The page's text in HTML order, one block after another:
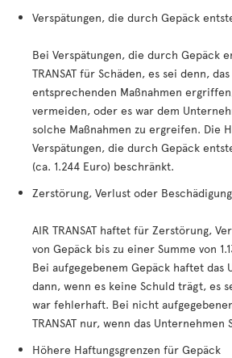
Verspätungen, die durch Gepäck
Bei Verspätungen, die durch Gepäck
TRANSAT für Schäden, es sei denn,
entsprechenden Maßnahmen
vermeiden, oder es war dem
solche Maßnahmen zu ergreifen. Die
Verspätungen, die durch Gepäck
(ca. 1.244 Euro) beschränkt.
Zerstörung, Verlust oder
AIR TRANSAT haftet für Zerstörung,
von Gepäck bis zu einer Summe von
Bei aufgegebenem Gepäck haftet das
dann, wenn es keine Schuld trägt, es
war fehlerhaft. Bei nicht
TRANSAT nur, wenn das Unternehmen
Höhere Haftungsgrenzen für Gepäck